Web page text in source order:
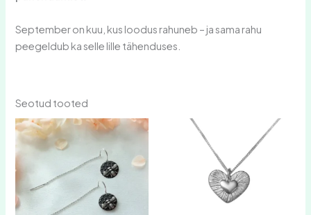
September on kuu, kus loodus rahuneb – ja sama rahu
peegeldub ka selle lille tähenduses.
Seotud tooted
Hinnavahemik:
39,00 €
kuni
59,00 €
on
mitu
varianti.